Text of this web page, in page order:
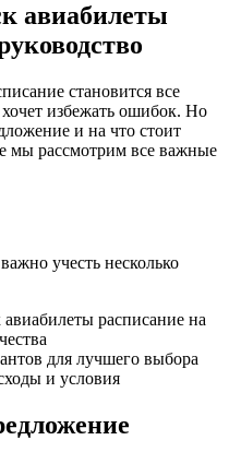
авиабилеты
избежать ошибок. Но
и на что стоит
мы рассмотрим все важные
учесть несколько
расписание на
для лучшего выбора
и условия